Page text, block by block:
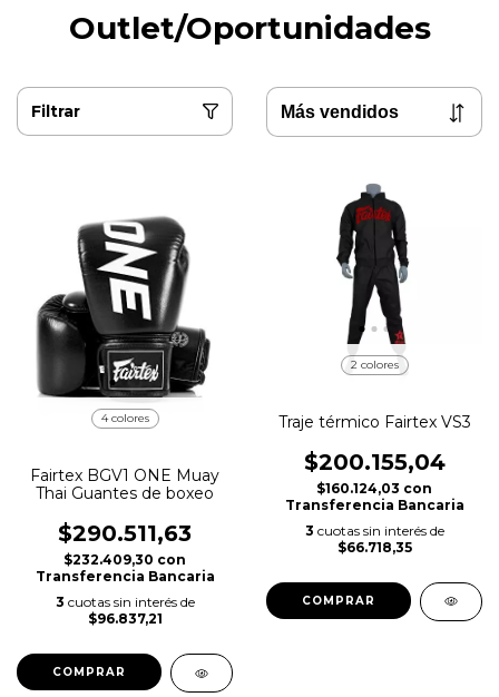
Outlet/Oportunidades
Filtrar
4 colores
Fairtex BGV1 ONE Muay
Thai Guantes de boxeo
$290.511,63
$232.409,30 con
Transferencia Bancaria
3 cuotas sin interés de
$96.837,21
COMPRAR
2 colores
Traje térmico Fairtex VS3
$200.155,04
$160.124,03 con
Transferencia Bancaria
3 cuotas sin interés de
$66.718,35
COMPRAR